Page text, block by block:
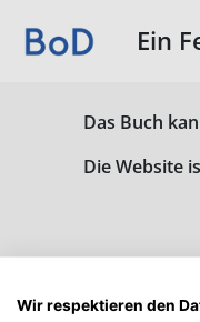
Ein
Das Buch
Die Website
Wir respektieren den